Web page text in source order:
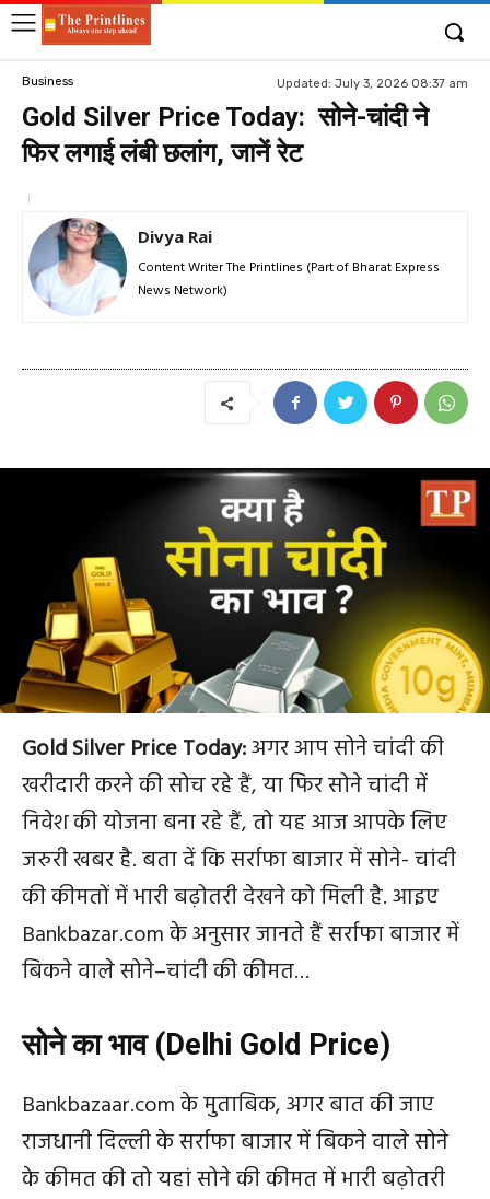
Business Updated: July 3, 2026 08:37 am
Gold Silver Price Today: सोने-चांदी ने
फिर लगाई लंबी छलांग, जानें रेट
Divya Rai
Content Writer The Printlines (Part of Bharat Express
News Network)
Gold Silver Price Today:अगरआपसोनेचांदीकी
खरीदारीकरनेकीसोचरहेहैं,याफिरसोनेचांदीमें
निवेशकीयोजनाबनारहेहैं,तोयहआजआपकेलिए
जरुरीखबरहै.बतादेंकिसर्राफाबाजारमेंसोने- चांदी
की कीमतों में भारी बढ़ोतरीदेखनेकोमिलीहै.आइए
Bankbazar.comकेअनुसारजानतेहैंसर्राफाबाजारमें
बिकनेवालेसोने–चांदीकीकीमत…
सोने का भाव(Delhi Gold Price)
Bankbazaar.comकेमुताबिक,अगरबातकीजाए
राजधानीदिल्लीकेसर्राफाबाजारमेंबिकनेवालेसोने
केकीमतकीतोयहांसोनेकीकीमतमेंभारी बढ़ोतरी